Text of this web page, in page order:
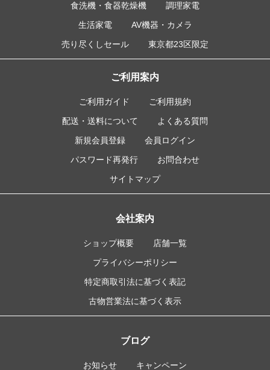
食洗機・食器乾燥機
調理家電
生活家電
AV機器・カメラ
売り尽くしセール
東京都23区限定
ご利用案内
ご利用ガイド
ご利用規約
配送・送料について
よくある質問
新規会員登録
会員ログイン
パスワード再発行
お問合わせ
サイトマップ
会社案内
ショップ概要
店舗一覧
プライバシーポリシー
特定商取引法に基づく表記
古物営業法に基づく表示
ブログ
お知らせ キャンペーン